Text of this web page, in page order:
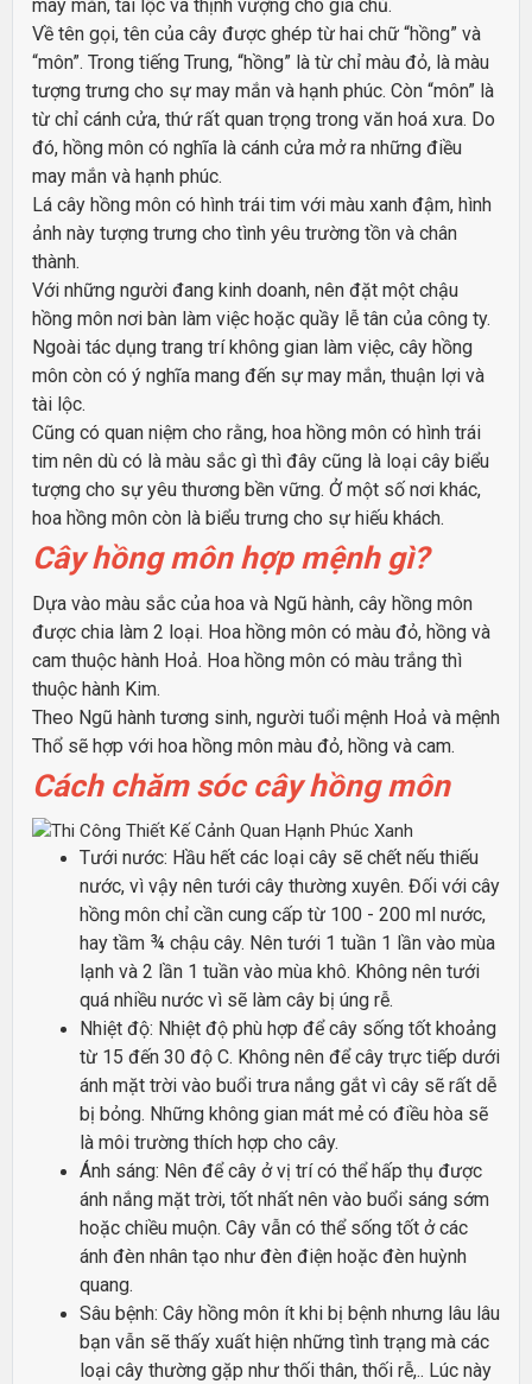
may mắn, tài lộc và thịnh vượng cho gia chủ.
Về tên gọi, tên của cây được ghép từ hai chữ “hồng” và
“môn”. Trong tiếng Trung, “hồng” là từ chỉ màu đỏ, là màu
tượng trưng cho sự may mắn và hạnh phúc. Còn “môn” là
từ chỉ cánh cửa, thứ rất quan trọng trong văn hoá xưa. Do
đó, hồng môn có nghĩa là cánh cửa mở ra những điều
may mắn và hạnh phúc.
Lá cây hồng môn có hình trái tim với màu xanh đậm, hình
ảnh này tượng trưng cho tình yêu trường tồn và chân
thành.
Với những người đang kinh doanh, nên đặt một chậu
hồng môn nơi bàn làm việc hoặc quầy lễ tân của công ty.
Ngoài tác dụng trang trí không gian làm việc, cây hồng
môn còn có ý nghĩa mang đến sự may mắn, thuận lợi và
tài lộc.
Cũng có quan niệm cho rằng, hoa hồng môn có hình trái
tim nên dù có là màu sắc gì thì đây cũng là loại cây biểu
tượng cho sự yêu thương bền vững. Ở một số nơi khác,
hoa hồng môn còn là biểu trưng cho sự hiếu khách.
Cây hồng môn hợp mệnh gì?
Dựa vào màu sắc của hoa và Ngũ hành, cây hồng môn
được chia làm 2 loại. Hoa hồng môn có màu đỏ, hồng và
cam thuộc hành Hoả. Hoa hồng môn có màu trắng thì
thuộc hành Kim.
Theo Ngũ hành tương sinh, người tuổi mệnh Hoả và mệnh
Thổ sẽ hợp với hoa hồng môn màu đỏ, hồng và cam.
Cách chăm sóc cây hồng môn
Tưới nước: Hầu hết các loại cây sẽ chết nếu thiếu
nước, vì vậy nên tưới cây thường xuyên. Đối với cây
hồng môn chỉ cần cung cấp từ 100 - 200 ml nước,
hay tầm ¾ chậu cây. Nên tưới 1 tuần 1 lần vào mùa
lạnh và 2 lần 1 tuần vào mùa khô. Không nên tưới
quá nhiều nước vì sẽ làm cây bị úng rễ.
Nhiệt độ: Nhiệt độ phù hợp để cây sống tốt khoảng
từ 15 đến 30 độ C. Không nên để cây trực tiếp dưới
ánh mặt trời vào buổi trưa nắng gắt vì cây sẽ rất dễ
bị bỏng. Những không gian mát mẻ có điều hòa sẽ
là môi trường thích hợp cho cây.
Ánh sáng: Nên để cây ở vị trí có thể hấp thụ được
ánh nắng mặt trời, tốt nhất nên vào buổi sáng sớm
hoặc chiều muộn. Cây vẫn có thể sống tốt ở các
ánh đèn nhân tạo như đèn điện hoặc đèn huỳnh
quang.
Sâu bệnh: Cây hồng môn ít khi bị bệnh nhưng lâu lâu
bạn vẫn sẽ thấy xuất hiện những tình trạng mà các
loại cây thường gặp như thối thân, thối rễ,.. Lúc này